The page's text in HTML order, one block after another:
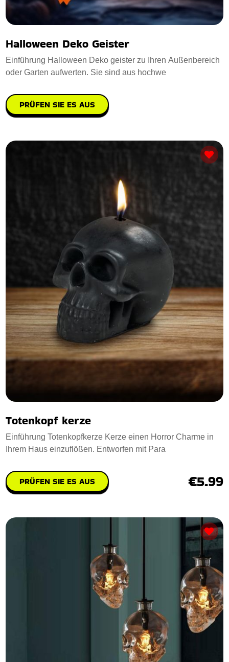
Halloween Deko Geister
Einführung Halloween Deko geister zu Ihren Außenbereich
oder Garten aufwerten. Sie sind aus hochwe
PRÜFEN SIE ES AUS
Totenkopf kerze
Einführung Totenkopfkerze Kerze einen Horror Charme in
Ihrem Haus einzuflößen. Entworfen mit Para
PRÜFEN SIE ES AUS €5.99